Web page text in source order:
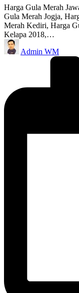
Harga Gula Merah
Gula Merah Jogja,
Merah Kediri, Harga
Kelapa 2018,…
Posted
by
Admin WM